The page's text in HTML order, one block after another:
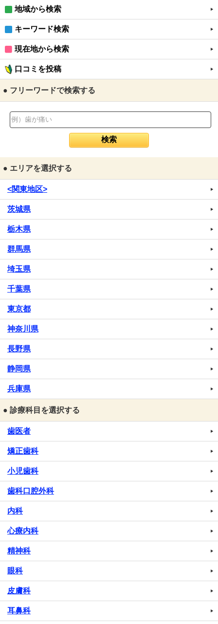
地域から検索
キーワード検索
現在地から検索
口コミを投稿
● フリーワードで検索する
● エリアを選択する
<関東地区>
茨城県
栃木県
群馬県
埼玉県
千葉県
東京都
神奈川県
長野県
静岡県
兵庫県
● 診療科目を選択する
歯医者
矯正歯科
小児歯科
歯科口腔外科
内科
心療内科
精神科
眼科
皮膚科
耳鼻科